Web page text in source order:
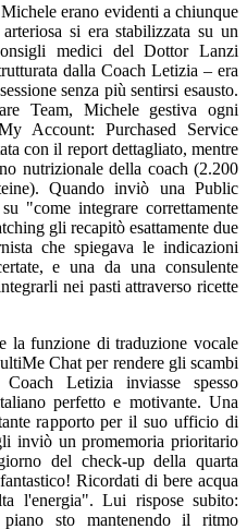
erano evidenti a chiunque
si era stabilizzata su un
medici del Dottor Lanzi
dalla Coach Letizia – era
senza più sentirsi esausto.
Team, Michele gestiva ogni
Account: Purchased Service
con il report dettagliato, mentre
nutrizionale della coach (2.200
Quando inviò una Public
"come integrare correttamente
gli recapitò esattamente due
che spiegava le indicazioni
e una da una consulente
nei pasti attraverso ricette
la funzione di traduzione vocale
Chat per rendere gli scambi
Letizia inviasse spesso
perfetto e motivante. Una
rapporto per il suo ufficio di
inviò un promemoria prioritario
del check-up della quarta
Ricordati di bere acqua
l'energia". Lui rispose subito:
sto mantenendo il ritmo